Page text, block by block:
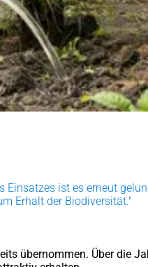
ist es erneut
Erhalt der Biodiversität."
übernommen. Über die